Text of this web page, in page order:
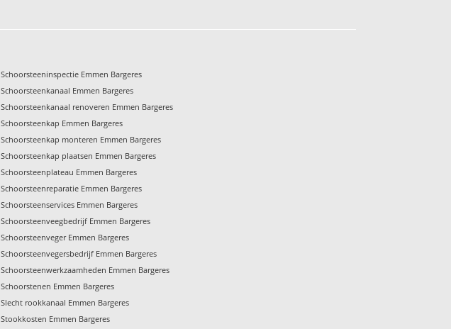
Schoorsteeninspectie Emmen Bargeres
Schoorsteenkanaal Emmen Bargeres
Schoorsteenkanaal renoveren Emmen Bargeres
Schoorsteenkap Emmen Bargeres
Schoorsteenkap monteren Emmen Bargeres
Schoorsteenkap plaatsen Emmen Bargeres
Schoorsteenplateau Emmen Bargeres
Schoorsteenreparatie Emmen Bargeres
Schoorsteenservices Emmen Bargeres
Schoorsteenveegbedrijf Emmen Bargeres
Schoorsteenveger Emmen Bargeres
Schoorsteenvegersbedrijf Emmen Bargeres
Schoorsteenwerkzaamheden Emmen Bargeres
Schoorstenen Emmen Bargeres
Slecht rookkanaal Emmen Bargeres
Stookkosten Emmen Bargeres